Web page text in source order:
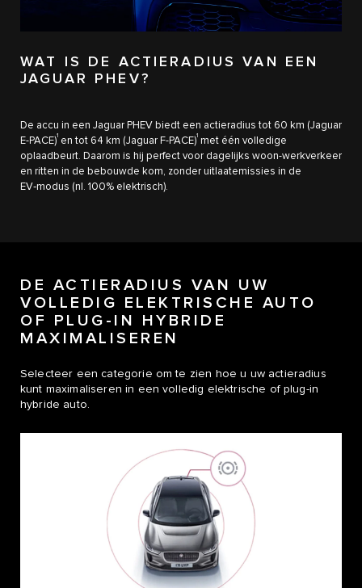
WAT IS DE ACTIERADIUS VAN EEN
JAGUAR PHEV?
De accu in een Jaguar PHEV biedt een actieradius tot 60 km (Jaguar
E-PACE)1 en tot 64 km (Jaguar F-PACE)1 met één volledige
oplaadbeurt. Daarom is hij perfect voor dagelijks woon-werkverkeer
en ritten in de bebouwde kom, zonder uitlaatemissies in de
EV‑modus (nl. 100% elektrisch).
DE ACTIERADIUS VAN UW
VOLLEDIG ELEKTRISCHE AUTO
OF PLUG-IN HYBRIDE
MAXIMALISEREN
Selecteer een categorie om te zien hoe u uw actieradius
kunt maximaliseren in een volledig elektrische of plug-in
hybride auto.